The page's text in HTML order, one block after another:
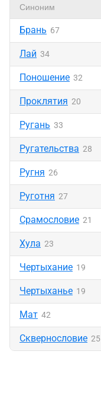
Синоним
Брань 67
Лай 34
Поношение 32
Проклятия 20
Ругань 33
Ругательства 28
Ругня 26
Руготня 27
Срамословие 21
Хула 23
Чертыхание 19
Чертыханье 19
Мат 42
Сквернословие 25